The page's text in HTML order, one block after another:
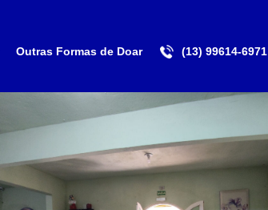
Outras Formas de Doar (13) 99614-6971